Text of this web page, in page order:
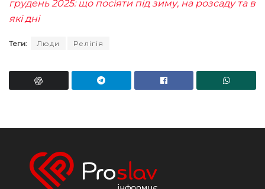
грудень 2025: що посіяти під зиму, на розсаду та в
які дні
Теги: Люди Релігія